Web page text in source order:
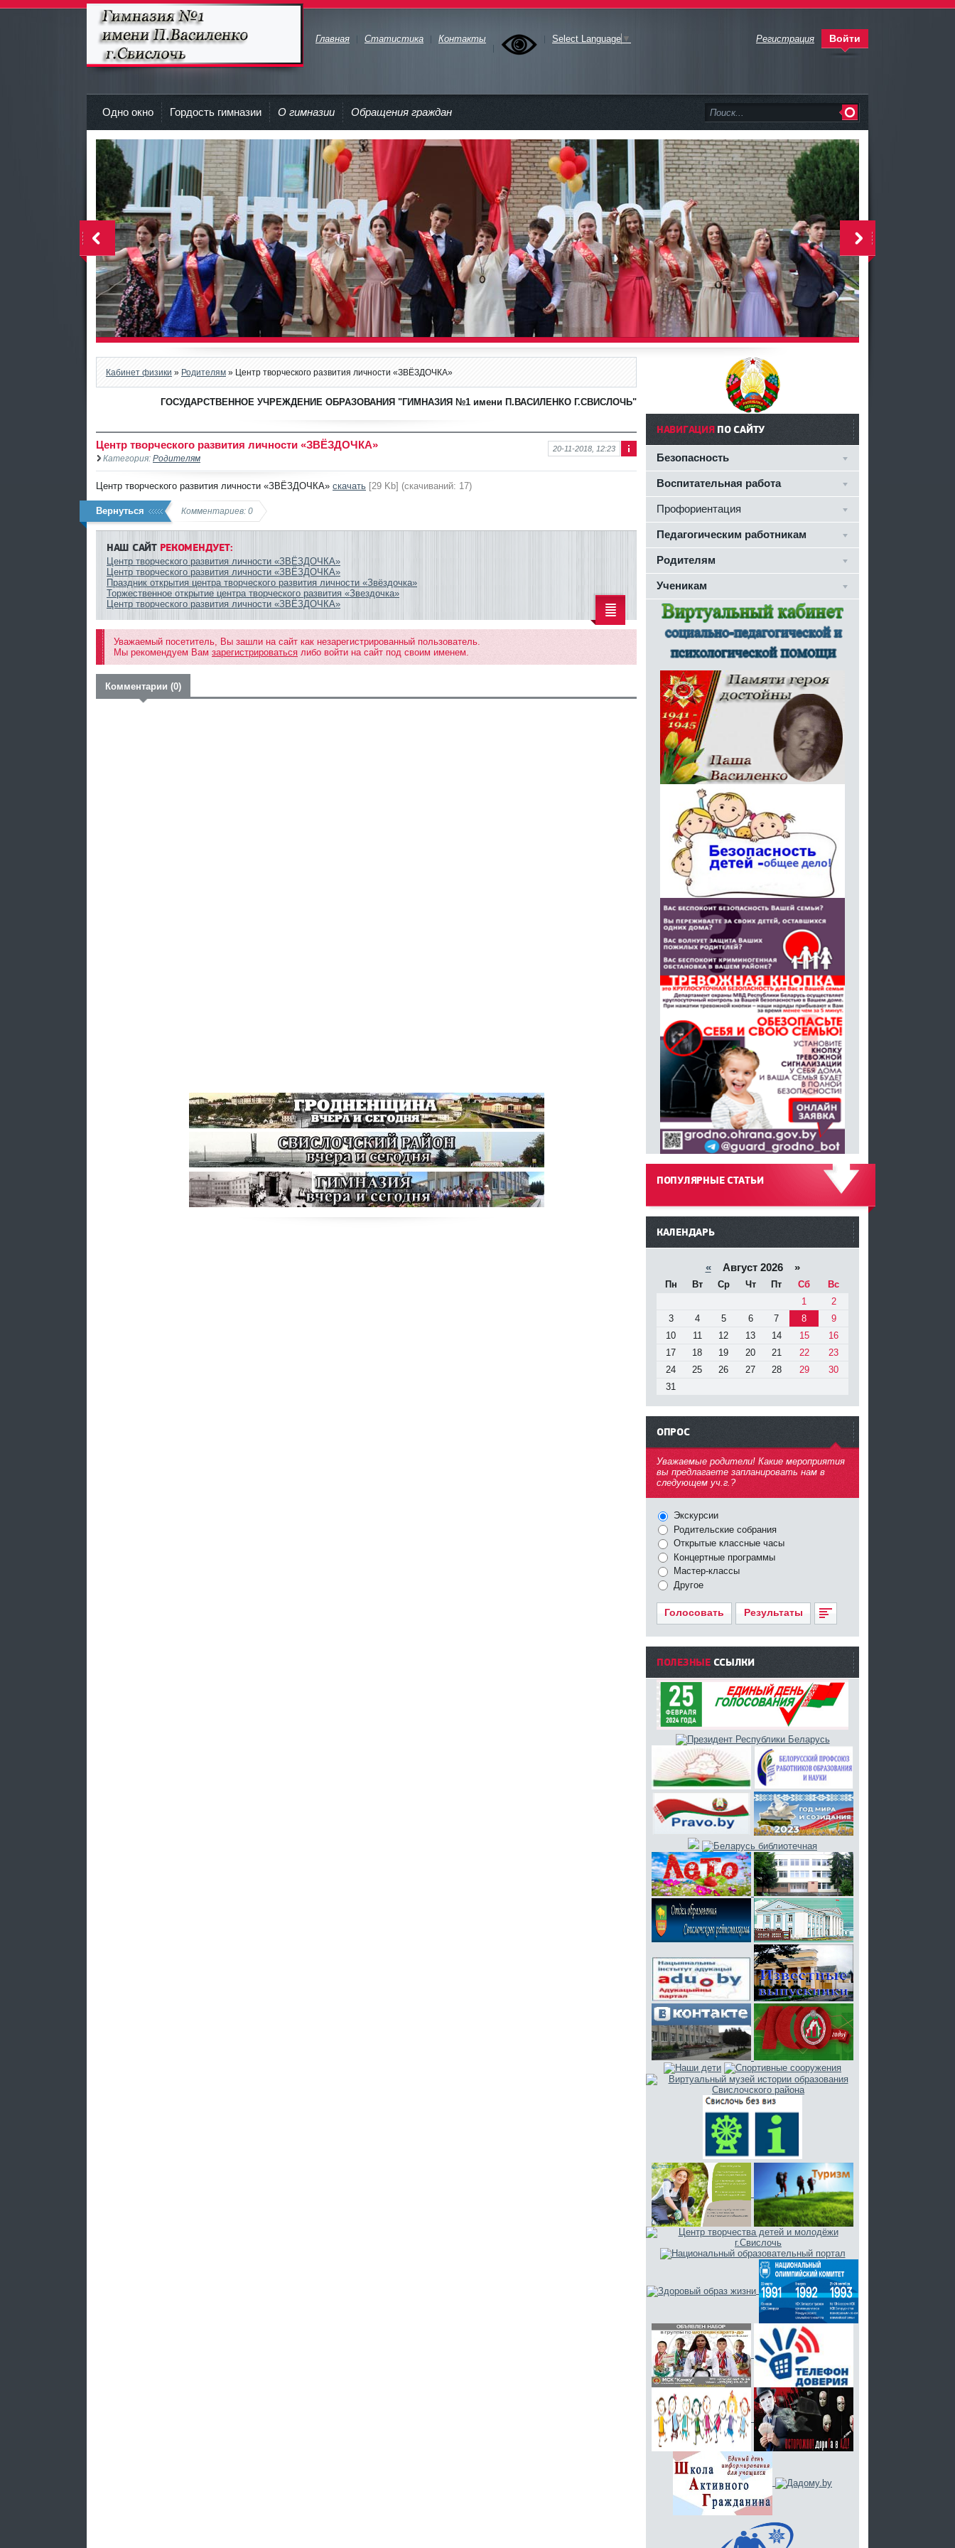
Гимназия №1 имени П.Василенко
Регистрация Войти
Главная Статистика Контакты Select Language ▼
Одно окно Гордость гимназии О гимназии Обращения граждан
<
Кабинет физики » Родителям » Центр творческого развития личности «ЗВЁЗДОЧКА»
ГОСУДАРСТВЕННОЕ УЧРЕЖДЕНИЕ ОБРАЗОВАНИЯ "ГИМНАЗИЯ №1 имени П.ВАСИЛЕНКО Г.СВИСЛОЧЬ"
фо
20-11-2018, 12:23
Центр творческого развития личности «ЗВЁЗДОЧКА»
Категория: Родителям
Центр творческого развития личности «ЗВЁЗДОЧКА» скачать [29 Kb] (cкачиваний: 17)
Вернуться Комментариев: 0
НАШ САЙТРЕКОМЕНДУЕТ:
Центр творческого развития личности «ЗВЁЗДОЧКА»
Центр творческого развития личности «ЗВЁЗДОЧКА»
Праздник открытия центра творческого развития личности «Звёздочка»
Торжественное открытие центра творческого развития «Звездочка»
Центр творческого развития личности «ЗВЁЗДОЧКА»
Уважаемый посетитель, Вы зашли на сайт как незарегистрированный пользователь.
Мы рекомендуем Вам зарегистрироваться либо войти на сайт под своим именем.
Комментарии (0)
НАВИГАЦИЯПО САЙТУ
Безопасность
Воспитательная работа
Профориентация
Педагогическим работникам
Родителям
Ученикам
ПОПУЛЯРНЫЕ СТАТЬИ
------
КАЛЕНДАРЬ
«Август 2026 »
Пн Вт Ср Чт Пт Сб
Вс
1
2
3
4 5 6 7 8
9
10
11 12 13 14 15
16
17
18 19 20 21 22
23
24
25 26 27 28 29
30
31
ОПРОС
Уважаемые родители! Какие мероприятия
вы предлагаете запланировать нам в
следующем уч.г.?
Экскурсии
Родительские собрания
Открытые классные часы
Концертные программы
Мастер-классы
Другое
Голосовать Результаты
ПОЛЕЗНЫЕССЫЛКИ